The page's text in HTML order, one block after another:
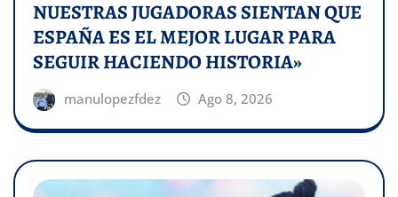
NUESTRAS JUGADORAS SIENTAN QUE
ESPAÑA ES EL MEJOR LUGAR PARA
SEGUIR HACIENDO HISTORIA»
manulopezfdez Ago 8, 2026